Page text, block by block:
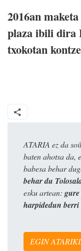
2016an
plaza ibili dira
txokotan
ATARIA ez da
baten ahotsa da,
babesa behar
behar du
esku artean:
harpidedun berri
EGIN